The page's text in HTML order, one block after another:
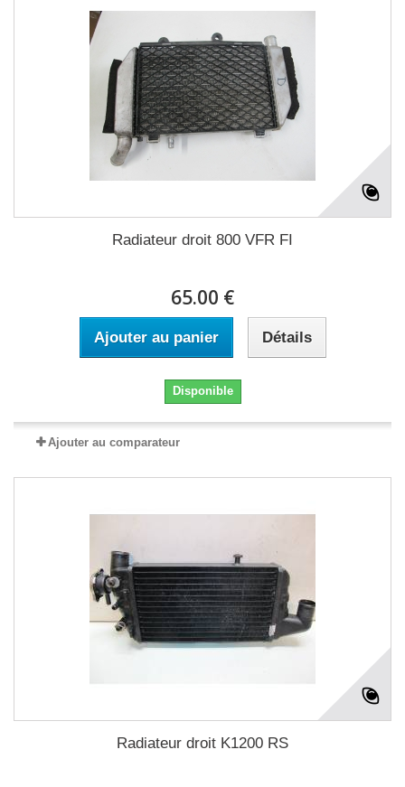
Radiateur droit 800 VFR FI
65.00 €
Ajouter au panier Détails
Disponible
Ajouter au comparateur
Radiateur droit K1200 RS